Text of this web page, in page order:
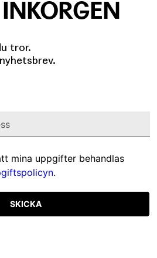
tror.
mina uppgifter behandlas
.
SKICKA